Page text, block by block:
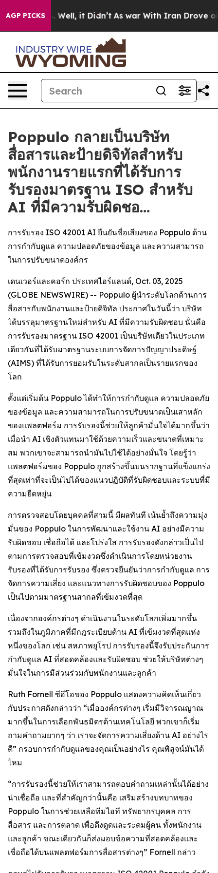
AGP PICKS
40%. Well, it Didn’t As war With Iran Drove oil
Poppulo กลายเป็นบริษัท
สื่อสารและป้ายดิจิทัลสำหรับ
พนักงานรายแรกที่ได้รับการ
รับรองมาตรฐาน ISO สำหรับ
AI ที่มีความรับผิดชอ…
การรับรอง ISO 42001 AI ยืนยันชื่อเสียงของ Poppulo ด้าน
การกำกับดูแล ความปลอดภัยของข้อมูล และความสามารถ
ในการปรับขนาดองค์กร
เดนเวอร์และคอร์ก ประเทศไอร์แลนด์, Oct. 03, 2025
(GLOBE NEWSWIRE) -- Poppulo ผู้นำระดับโลกด้านการ
สื่อสารกับพนักงานและป้ายดิจิทัล ประกาศในวันนี้ว่า บริษัท
ได้บรรลุมาตรฐานใหม่สำหรับ AI ที่มีความรับผิดชอบ นั่นคือ
การรับรองมาตรฐาน ISO 42001 เป็นบริษัทเดียวในประเภท
เดียวกันที่ได้รับมาตรฐานระบบการจัดการปัญญาประดิษฐ์
(AIMS) ที่ได้รับการยอมรับในระดับสากลเป็นรายแรกของ
โลก
ตั้งแต่เริ่มต้น Poppulo ได้ทำให้การกำกับดูแล ความปลอดภัย
ของข้อมูล และความสามารถในการปรับขนาดเป็นเสาหลัก
ของแพลตฟอร์ม การรับรองนี้ช่วยให้ลูกค้ามั่นใจได้มากขึ้นว่า
เมื่อนำ AI เชิงตัวแทนมาใช้ด้วยความเร็วและขนาดที่เหมาะ
สม พวกเขาจะสามารถนำมันไปใช้ได้อย่างมั่นใจ โดยรู้ว่า
แพลตฟอร์มของ Poppulo ถูกสร้างขึ้นบนรากฐานที่แข็งแกร่ง
ที่สุดเท่าที่จะเป็นไปได้ของแนวปฏิบัติที่รับผิดชอบและระบบที่มี
ความยืดหยุ่น
การตรวจสอบโดยบุคคลที่สามนี้ มีผลทันที เน้นย้ำถึงความมุ่ง
มั่นของ Poppulo ในการพัฒนาและใช้งาน AI อย่างมีความ
รับผิดชอบ เชื่อถือได้ และโปร่งใส การรับรองดังกล่าวเป็นไป
ตามการตรวจสอบที่เข้มงวดซึ่งดำเนินการโดยหน่วยงาน
รับรองที่ได้รับการรับรอง ซึ่งตรวจยืนยันว่าการกำกับดูแล การ
จัดการความเสี่ยง และแนวทางการรับผิดชอบของ Poppulo
เป็นไปตามมาตรฐานสากลที่เข้มงวดที่สุด
เนื่องจากองค์กรต่างๆ ดำเนินงานในระดับโลกเพิ่มมากขึ้น
รวมถึงในภูมิภาคที่มีกฎระเบียบด้าน AI ที่เข้มงวดที่สุดแห่ง
หนึ่งของโลก เช่น สหภาพยุโรป การรับรองนี้จึงรับประกันการ
กำกับดูแล AI ที่สอดคล้องและรับผิดชอบ ช่วยให้บริษัทต่างๆ
มั่นใจในการมีส่วนร่วมกับพนักงานและลูกค้า
Ruth Fornell ซีอีโอของ Poppulo แสดงความคิดเห็นเกี่ยว
กับประกาศดังกล่าวว่า “เมื่อองค์กรต่างๆ เริ่มมีวิจารณญาณ
มากขึ้นในการเลือกพันธมิตรด้านเทคโนโลยี พวกเขาก็เริ่ม
ถามคำถามยากๆ ว่า เราจะจัดการความเสี่ยงด้าน AI อย่างไร
ดี” กรอบการกำกับดูแลของคุณเป็นอย่างไร คุณพิสูจน์มันได้
ไหม
“การรับรองนี้ช่วยให้เราสามารถตอบคำถามเหล่านั้นได้อย่าง
น่าเชื่อถือ และที่สำคัญกว่านั้นคือ เสริมสร้างบทบาทของ
Poppulo ในการช่วยเหลือทีมไอที ทรัพยากรบุคคล การ
สื่อสาร และการตลาด เพื่อดึงดูดและระดมผู้คน ทั้งพนักงาน
และลูกค้า ขณะเดียวกันก็ส่งมอบข้อความที่สอดคล้องและ
เชื่อถือได้บนแพลตฟอร์มการสื่อสารต่างๆ” Fornell กล่าว